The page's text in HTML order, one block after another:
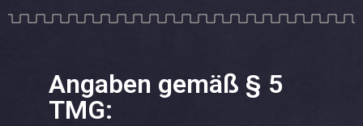
Angaben gemäß § 5
TMG: